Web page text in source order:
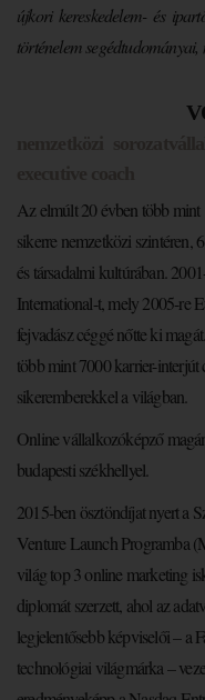
újkori kereskedelem- és
történelem segédtudományai,
Az elmúlt 20 évben több
sikerre nemzetközi szintéren,
és társadalmi kultúrában.
International-t, mely 2005-re
fejvadász céggé nőtte ki
több mint 7000 karrier-interjút
sikeremberekkel a világban.
Online vállalkozóképző
budapesti székhellyel.
2015-ben ösztöndíjat nyert a
Venture Launch Programba
világ top 3 online marketing
diplomát szerzett, ahol az
legjelentősebb képviselői – a
technológiai világmárka –